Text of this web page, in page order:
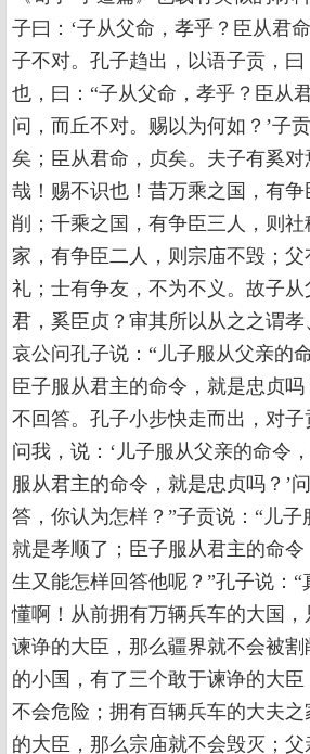
子曰：‘子从父命，孝乎？臣从君
子不对。孔子趋出，以语子贡，曰
也，曰：“子从父命，孝乎？臣从
问，而丘不对。赐以为何如？’子
矣；臣从君命，贞矣。夫子有奚对
哉！赐不识也！昔万乘之国，有
削；千乘之国，有争臣三人，则社
家，有争臣二人，则宗庙不毁；
礼；士有争友，不为不义。故子
君，奚臣贞？审其所以从之之谓孝
哀公问孔子说：“儿子服从父亲的
臣子服从君主的命令，就是忠贞
不回答。孔子小步快走而出，对
问我，说：‘儿子服从父亲的命令
服从君主的命令，就是忠贞吗？’
答，你认为怎样？”子贡说：“儿子
就是孝顺了；臣子服从君主的命
生又能怎样回答他呢？”孔子说：
懂啊！从前拥有万辆兵车的大国
谏诤的大臣，那么疆界就不会被
的小国，有了三个敢于谏诤的大
不会危险；拥有百辆兵车的大夫
的大臣，那么宗庙就不会毁灭；